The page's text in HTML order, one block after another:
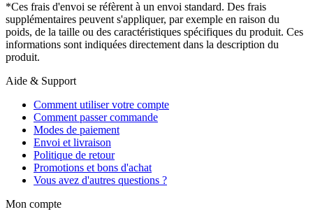
*Ces frais d'envoi se réfèrent à un envoi standard. Des frais
supplémentaires peuvent s'appliquer, par exemple en raison du
poids, de la taille ou des caractéristiques spécifiques du produit. Ces
informations sont indiquées directement dans la description du
produit.
Aide & Support
Comment utiliser votre compte
Comment passer commande
Modes de paiement
Envoi et livraison
Politique de retour
Promotions et bons d'achat
Vous avez d'autres questions ?
Mon compte